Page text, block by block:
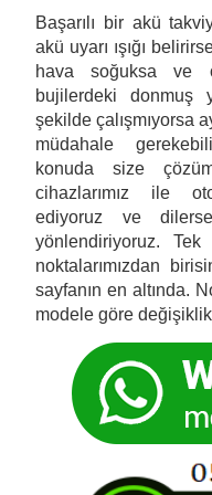
Başarılı bir akü
akü uyarı ışığı
hava soğuksa ve
bujilerdeki donmuş
şekilde çalışmıyorsa
müdahale
konuda size
cihazlarımız ile
ediyoruz ve
yönlendiriyoruz. Tek
noktalarımızdan
sayfanın en altında.
modele göre